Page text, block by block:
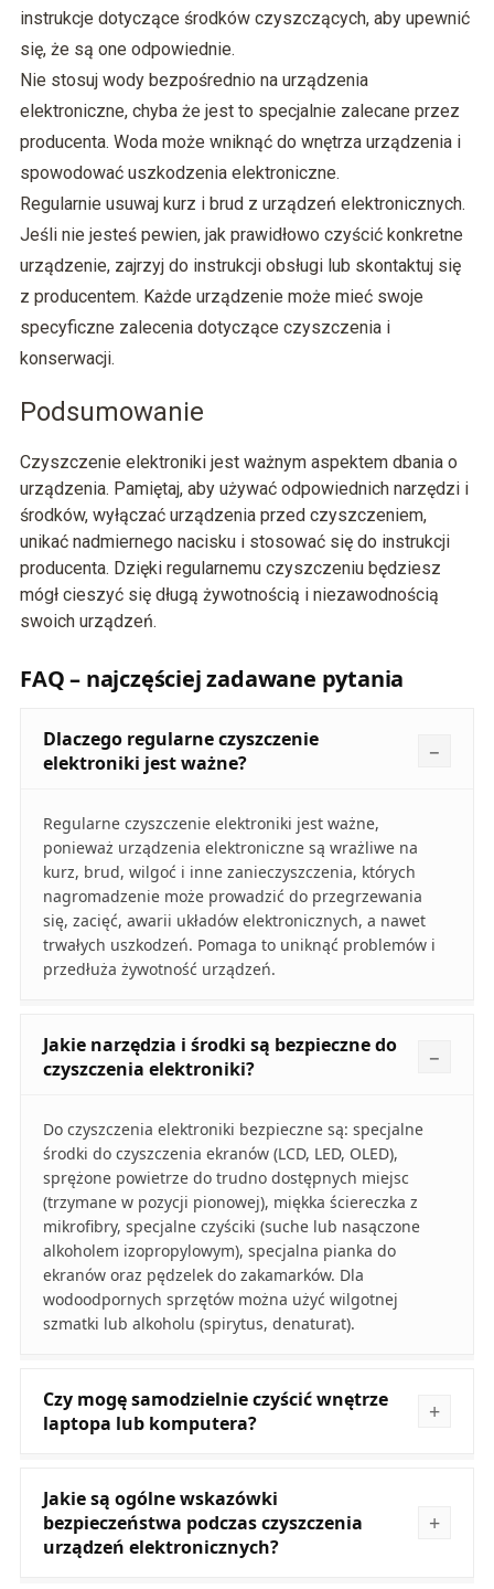
instrukcje dotyczące środków czyszczących, aby upewnić
się, że są one odpowiednie.
Nie stosuj wody bezpośrednio na urządzenia
elektroniczne, chyba że jest to specjalnie zalecane przez
producenta. Woda może wniknąć do wnętrza urządzenia i
spowodować uszkodzenia elektroniczne.
Regularnie usuwaj kurz i brud z urządzeń elektronicznych.
Jeśli nie jesteś pewien, jak prawidłowo czyścić konkretne
urządzenie, zajrzyj do instrukcji obsługi lub skontaktuj się
z producentem. Każde urządzenie może mieć swoje
specyficzne zalecenia dotyczące czyszczenia i
konserwacji.
Podsumowanie
Czyszczenie elektroniki jest ważnym aspektem dbania o
urządzenia. Pamiętaj, aby używać odpowiednich narzędzi i
środków, wyłączać urządzenia przed czyszczeniem,
unikać nadmiernego nacisku i stosować się do instrukcji
producenta. Dzięki regularnemu czyszczeniu będziesz
mógł cieszyć się długą żywotnością i niezawodnością
swoich urządzeń.
FAQ – najczęściej zadawane pytania
Dlaczego regularne czyszczenie
elektroniki jest ważne?
Regularne czyszczenie elektroniki jest ważne,
ponieważ urządzenia elektroniczne są wrażliwe na
kurz, brud, wilgoć i inne zanieczyszczenia, których
nagromadzenie może prowadzić do przegrzewania
się, zacięć, awarii układów elektronicznych, a nawet
trwałych uszkodzeń. Pomaga to uniknąć problemów i
przedłuża żywotność urządzeń.
Jakie narzędzia i środki są bezpieczne do
czyszczenia elektroniki?
Do czyszczenia elektroniki bezpieczne są: specjalne
środki do czyszczenia ekranów (LCD, LED, OLED),
sprężone powietrze do trudno dostępnych miejsc
(trzymane w pozycji pionowej), miękka ściereczka z
mikrofibry, specjalne czyściki (suche lub nasączone
alkoholem izopropylowym), specjalna pianka do
ekranów oraz pędzelek do zakamarków. Dla
wodoodpornych sprzętów można użyć wilgotnej
szmatki lub alkoholu (spirytus, denaturat).
Czy mogę samodzielnie czyścić wnętrze
laptopa lub komputera?
Jakie są ogólne wskazówki
bezpieczeństwa podczas czyszczenia
urządzeń elektronicznych?